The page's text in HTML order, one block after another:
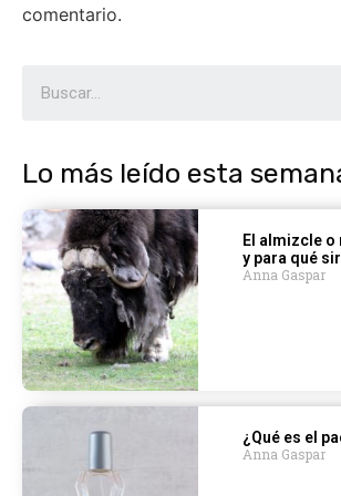
comentario.
Lo más leído esta
El almizcle o
y para qué
Anna Gaspar
¿Qué es el
Anna Gaspar